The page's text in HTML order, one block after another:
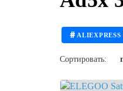
# ALIEXPRESS
Сортировать: